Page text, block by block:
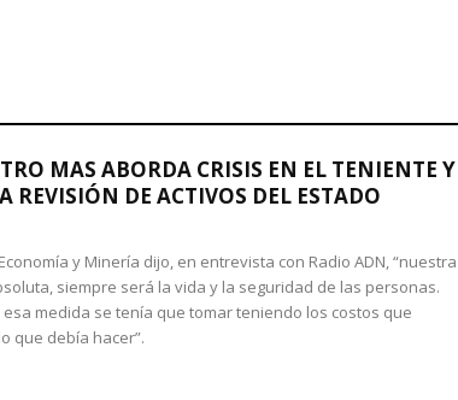
MAS ABORDA CRISIS EN EL TENIENTE Y
REVISIÓN DE ACTIVOS DEL ESTADO
y Minería dijo, en entrevista con Radio ADN, “nuestra
siempre será la vida y la seguridad de las personas.
esa medida se tenía que tomar teniendo los costos que
que debía hacer”.